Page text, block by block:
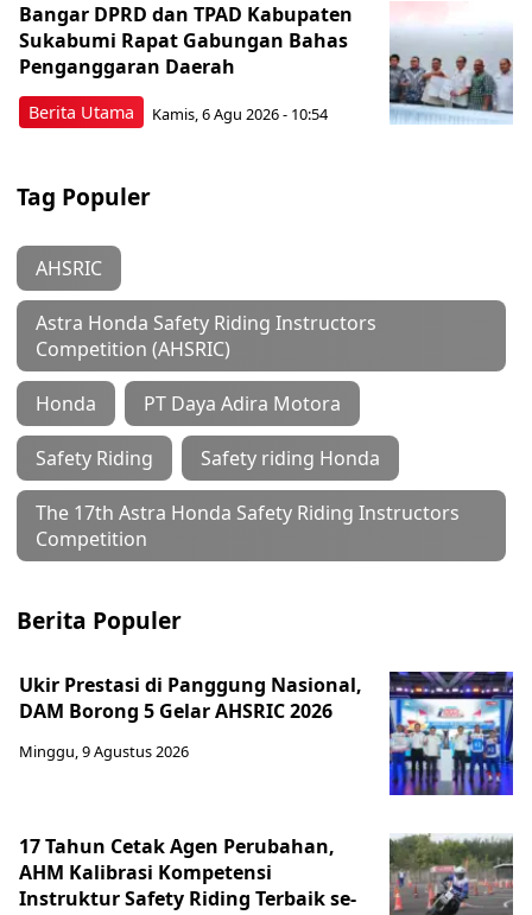
Berita Utama
Bangar DPRD dan TPAD Kabupaten
Sukabumi Rapat Gabungan Bahas
Penganggaran Daerah
Kamis, 6 Agu 2026 - 10:54
Tag Populer
AHSRIC
Astra Honda Safety Riding Instructors
Competition (AHSRIC)
Honda PT Daya Adira Motora
Safety Riding Safety riding Honda
The 17th Astra Honda Safety Riding Instructors
Competition
Berita Populer
Ukir Prestasi di Panggung Nasional,
DAM Borong 5 Gelar AHSRIC 2026
Minggu, 9 Agustus 2026
17 Tahun Cetak Agen Perubahan,
AHM Kalibrasi Kompetensi
Instruktur Safety Riding Terbaik se-